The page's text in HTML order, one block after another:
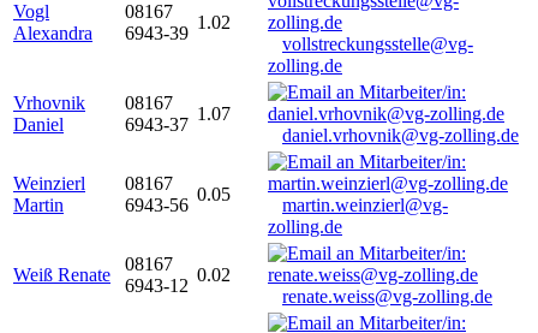
Vogl
Alexandra
08167
6943-39
1.02
vollstreckungsstelle@vg-
zolling.de
Vrhovnik
Daniel
08167
6943-37
1.07
daniel.vrhovnik@vg-zolling.de
Weinzierl
Martin
08167
6943-56
0.05
martin.weinzierl@vg-
zolling.de
Weiß Renate
08167
6943-12
0.02
renate.weiss@vg-zolling.de